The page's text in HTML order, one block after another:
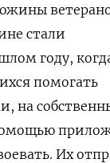
стали
году,
помогать
на
Их